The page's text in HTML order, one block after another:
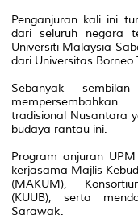
Penganjuran kali ini
dari seluruh negara
Universiti Malaysia
dari Universitas Borneo
Sebanyak
tradisional Nusantara
budaya rantau ini.
Program anjuran
kerjasama Majlis
(MAKUM),
(KUUB), serta
Sarawak.